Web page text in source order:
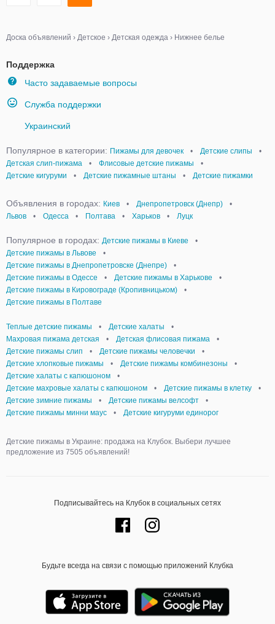
Доска объявлений › Детское › Детская одежда › Нижнее белье
Поддержка
Часто задаваемые вопросы
Служба поддержки
Украинский
Популярное в категории: Пижамы для девочек • Детские слипы
•
Детская слип-пижама
• Флисовые детские пижамы
•
Детские кигуруми
• Детские пижамные штаны • Детские пижамки
Объявления в городах: Киев • Днепропетровск (Днепр)
•
Львов
• Одесса • Полтава • Харьков • Луцк
Популярное в городах: Детские пижамы в Киеве
•
Детские пижамы в Львове
•
Детские пижамы в Днепропетровске (Днепре)
•
Детские пижамы в Одессе
• Детские пижамы в Харькове
•
Детские пижамы в Кировограде (Кропивницьком)
•
Детские пижамы в Полтаве
Теплые детские пижамы • Детские халаты
•
Махровая пижама детская
• Детская флисовая пижама
•
Детские пижамы слип
• Детские пижамы человечки
•
Детские хлопковые пижамы
• Детские пижамы комбинезоны
•
Детские халаты с капюшоном
•
Детские махровые халаты с капюшоном
• Детские пижамы в клетку
•
Детские зимние пижамы
• Детские пижамы велсофт
•
Детские пижамы минни маус
• Детские кигуруми единорог
Детские пижамы в Украине: продажа на Клубок. Выбери лучшее
предложение из 7505 объявлений!
Подписывайтесь на Клубок в социальных сетях
Будьте всегда на связи с помощью приложений Клубка